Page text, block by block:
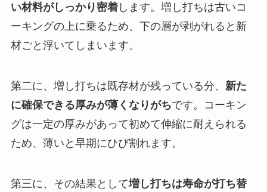
い材料がしっかり密着します。増し打ちは古いコ
ーキングの上に乗るため、下の層が剥がれると新
材ごと浮いてしまいます。
第二に、増し打ちは既存材が残っている分、 新た
に確保できる厚みが薄くなりがちです。コーキン
グは一定の厚みがあって初めて伸縮に耐えられる
ため、薄いと早期にひび割れます。
第三に、その結果として増し打ちは寿命が打ち替